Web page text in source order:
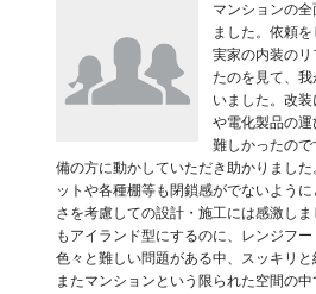
マンションの
ました。依頼
実家の内装の
たのを見て、
いました。改
や電化製品の
難しかったの
備の方に動かしていただき助かりまし
ットや各種棚等も閉鎖感がでないよう
さを考慮しての設計・施工には感激し
もアイランド型にするのに、レンジフ
色々と難しい問題がある中、スッキリと
またマンションという限られた空間の